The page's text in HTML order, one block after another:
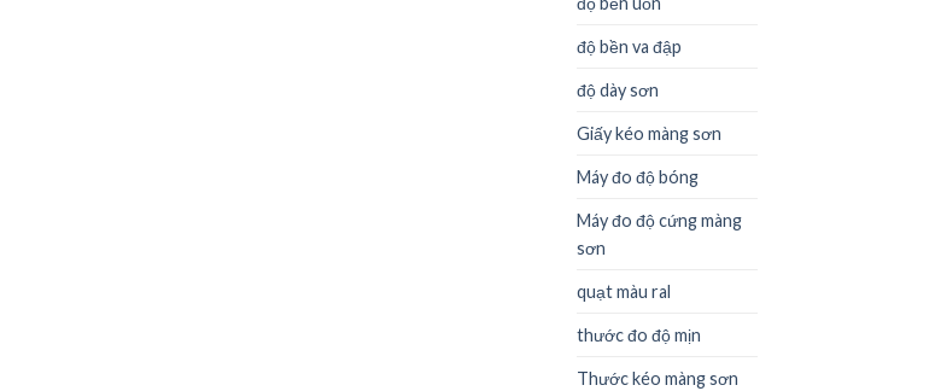
độ bền va đập
độ dày sơn
Giấy kéo màng sơn
Máy đo độ bóng
Máy đo độ cứng màng
sơn
quạt màu ral
thước đo độ mịn
Thước kéo màng sơn